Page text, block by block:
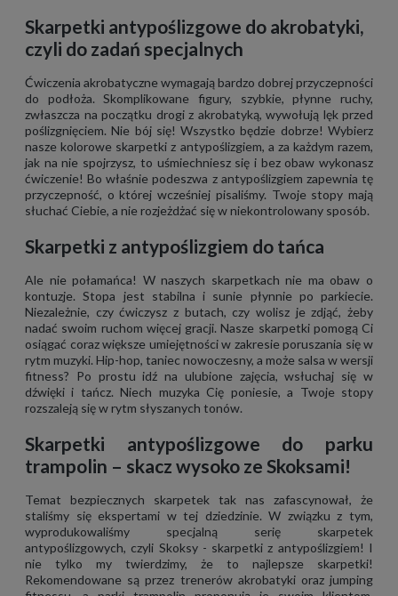
Skarpetki antypoślizgowe do akrobatyki,
czyli do zadań specjalnych
Ćwiczenia akrobatyczne wymagają bardzo dobrej przyczepności
do podłoża. Skomplikowane figury, szybkie, płynne ruchy,
zwłaszcza na początku drogi z akrobatyką, wywołują lęk przed
poślizgnięciem. Nie bój się! Wszystko będzie dobrze! Wybierz
nasze kolorowe skarpetki z antypoślizgiem, a za każdym razem,
jak na nie spojrzysz, to uśmiechniesz się i bez obaw wykonasz
ćwiczenie! Bo właśnie podeszwa z antypoślizgiem zapewnia tę
przyczepność, o której wcześniej pisaliśmy. Twoje stopy mają
słuchać Ciebie, a nie rozjeżdżać się w niekontrolowany sposób.
Skarpetki z antypoślizgiem do tańca
Ale nie połamańca! W naszych skarpetkach nie ma obaw o
kontuzje. Stopa jest stabilna i sunie płynnie po parkiecie.
Niezależnie, czy ćwiczysz z butach, czy wolisz je zdjąć, żeby
nadać swoim ruchom więcej gracji. Nasze skarpetki pomogą Ci
osiągać coraz większe umiejętności w zakresie poruszania się w
rytm muzyki. Hip-hop, taniec nowoczesny, a może salsa w wersji
fitness? Po prostu idź na ulubione zajęcia, wsłuchaj się w
dźwięki i tańcz. Niech muzyka Cię poniesie, a Twoje stopy
rozszaleją się w rytm słyszanych tonów.
Skarpetki antypoślizgowe do parku
trampolin – skacz wysoko ze Skoksami!
Temat bezpiecznych skarpetek tak nas zafascynował, że
staliśmy się ekspertami w tej dziedzinie. W związku z tym,
wyprodukowaliśmy specjalną serię skarpetek
antypoślizgowych, czyli Skoksy - skarpetki z antypoślizgiem! I
nie tylko my twierdzimy, że to najlepsze skarpetki!
Rekomendowane są przez trenerów akrobatyki oraz jumping